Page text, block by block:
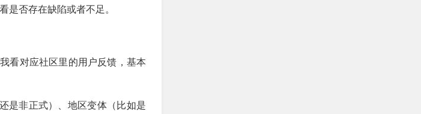
是否存在缺陷或者不足。
看对应社区里的用户反馈，基本
是非正式）、地区变体（比如是